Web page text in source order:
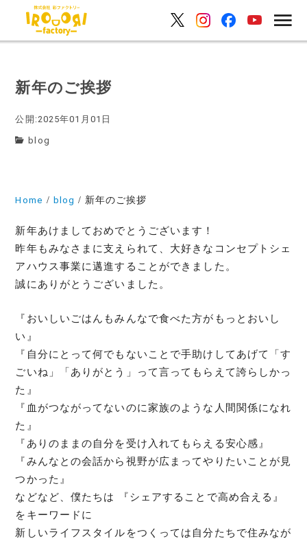
新年のご挨拶
公開:2025年01月01日
blog
Home blog 新年のご挨拶
新年あけましておめでとうございます！
昨年もみなさまに支えられて、大好きなコンセプトシェ
アハウス事業に邁進することができました。
誠にありがとうございました。
『おいしいごはんもみんなで食べた方がもっとおいし
い』
『自分にとって何でもないことで手助けしてあげて「す
ごいね」「ありがとう」って言ってもらえて誇らしかっ
た』
『血がつながってないのに家族のような人間関係になれ
た』
『ありのままの自分を受け入れてもらえる安心感』
『みんなとの会話から視野が広まってやりたいことが見
つかった』
などなど、僕たちは 『シェアすることで高め合える』
をキーワードに
新しいライフスタイルをつくっては自分たちで住みなが